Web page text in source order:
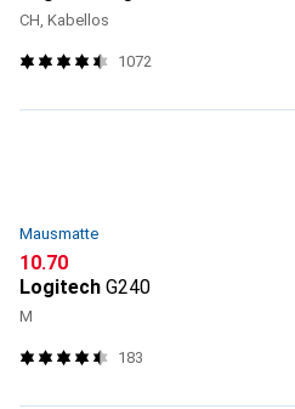
CH, Kabellos
1072
Mausmatte
CHF
10.70
Logitech G240
M
183